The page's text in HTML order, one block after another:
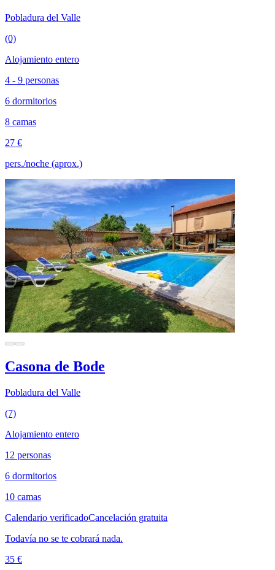
Pobladura del Valle
(0)
Alojamiento entero
4 - 9 personas
6 dormitorios
8 camas
27 €
pers./noche (aprox.)
Casona de Bode
Pobladura del Valle
(7)
Alojamiento entero
12 personas
6 dormitorios
10 camas
Calendario verificadoCancelación gratuita
Todavía no se te cobrará nada.
35 €